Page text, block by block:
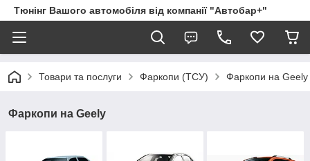
Тюнінг Вашого автомобіля від компанії "Автобар+"
Товари та послуги Фаркопи (ТСУ) Фаркопи на Geely
Фаркопи на Geely